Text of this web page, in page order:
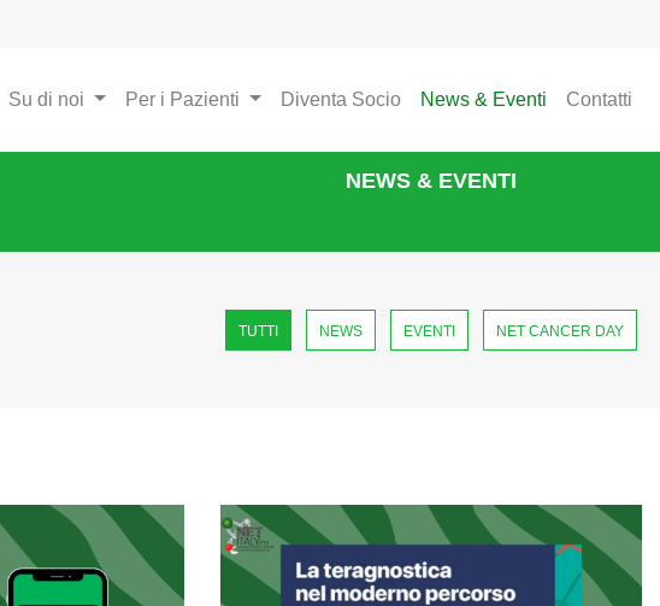
Su di noi Per i Pazienti Diventa Socio News & Eventi Contatti
NEWS & EVENTI
TUTTI NEWS EVENTI NET CANCER DAY